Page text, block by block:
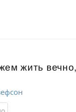
жить